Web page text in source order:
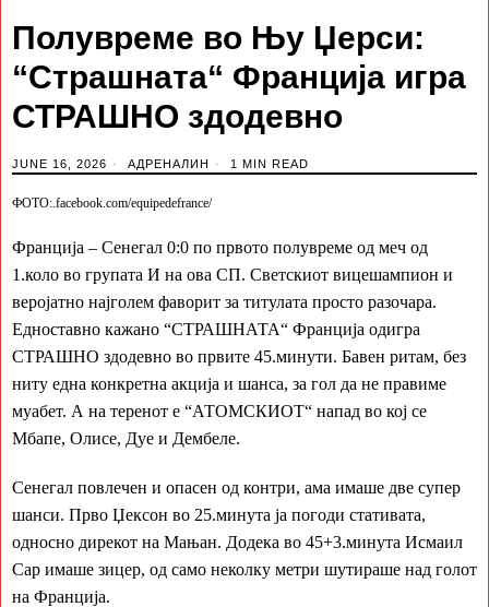
Полувреме во Њу Џерси:
“Страшната“ Франција игра
СТРАШНО здодевно
JUNE 16, 2026 АДРЕНАЛИН 1 MIN READ
ФОТО:.facebook.com/equipedefrance/
Франција – Сенегал 0:0 по првото полувреме од меч од
1.коло во групата И на ова СП. Светскиот вицешампион и
веројатно најголем фаворит за титулата просто разочара.
Едноставно кажано “СТРАШНАТА“ Франција одигра
СТРАШНО здодевно во првите 45.минути. Бавен ритам, без
ниту една конкретна акција и шанса, за гол да не правиме
муабет. А на теренот е “АТОМСКИОТ“ напад во кој се
Мбапе, Олисе, Дуе и Дембеле.
Сенегал повлечен и опасен од контри, ама имаше две супер
шанси. Прво Џексон во 25.минута ја погоди стативата,
односно дирекот на Мањан. Додека во 45+3.минута Исмаил
Сар имаше зицер, од само неколку метри шутираше над голот
на Франција.